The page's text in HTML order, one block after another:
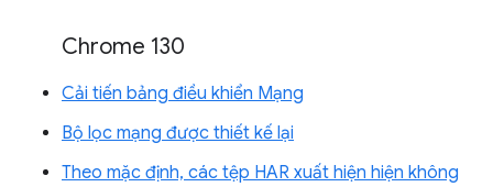
Chrome 130
Cải tiến bảng điều khiển Mạng
Bộ lọc mạng được thiết kế lại
Theo mặc định, các tệp HAR xuất hiện hiện không